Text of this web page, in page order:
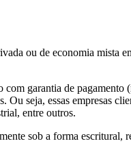
ou de economia mista
garantia de
seja, essas empresas
entre outros.
sob a forma